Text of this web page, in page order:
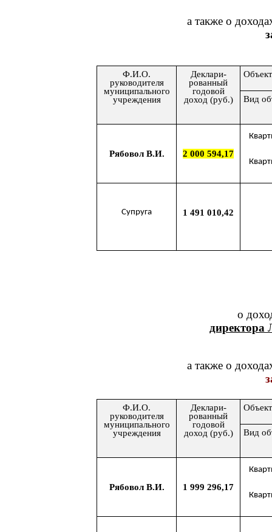
а также о
Ф.И.О.
руководителя
муниципального
учреждения
Деклари-
рованный
годовой
доход (руб.)
Вид
Рябовол В.И. 2 000 594,17
Супруга 1 491 010,42
о
директора
а также о
Ф.И.О.
руководителя
муниципального
учреждения
Деклари-
рованный
годовой
доход (руб.)
Вид
Рябовол В.И. 1 999 296,17